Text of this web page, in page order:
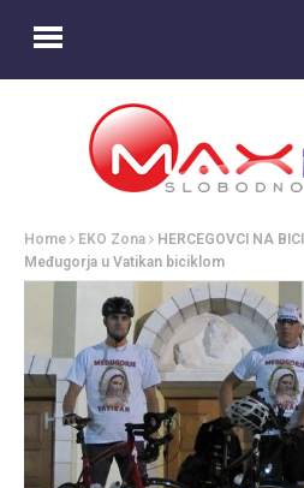
Home EKO Zona
HERCEGOVCI NA
Međugorja u Vatikan biciklom